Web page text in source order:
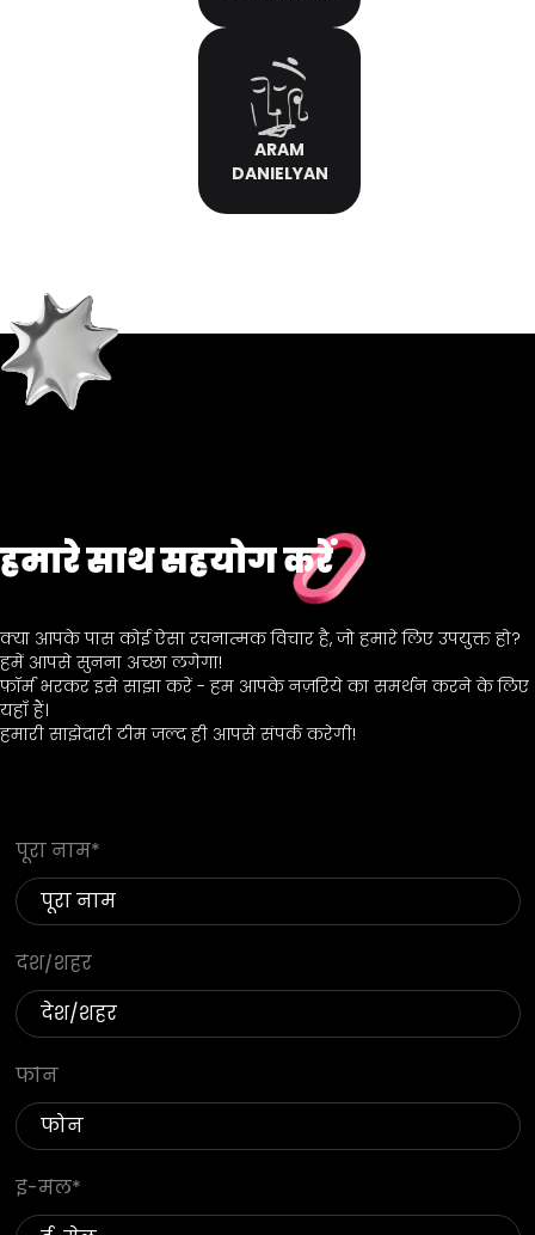
ARAM
DANIELYAN
हमारे साथ सहयोग करें
क्या आपके पास कोई ऐसा रचनात्मक विचार है, जो हमारे लिए उपयुक्त हो?
हमें आपसे सुनना अच्छा लगेगा!
फ़ॉर्म भरकर इसे साझा करें - हम आपके नज़रिये का समर्थन करने के लिए
यहाँ हैं।
हमारी साझेदारी टीम जल्द ही आपसे संपर्क करेगी!
पूरा नाम*
देश/शहर
फोन
ई-मेल*